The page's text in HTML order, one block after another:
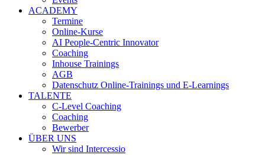
ACADEMY
Termine
Online-Kurse
AI People-Centric Innovator
Coaching
Inhouse Trainings
AGB
Datenschutz Online-Trainings und E-Learnings
TALENTE
C-Level Coaching
Coaching
Bewerber
ÜBER UNS
Wir sind Intercessio